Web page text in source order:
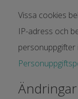
Vissa cookies
IP-adress och
personuppgifter
Ändringar